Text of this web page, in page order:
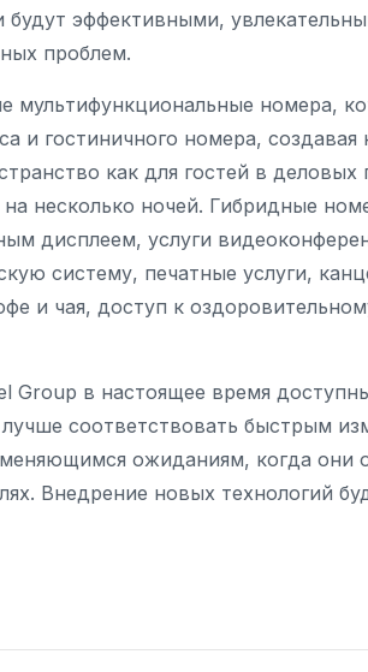
эффективными,
проблем.
мультифункциональные номера,
и гостиничного номера, создавая
как для гостей в деловых
несколько ночей. Гибридные
дисплеем, услуги
систему, печатные услуги,
и чая, доступ к
в настоящее время
соответствовать быстрым
ожиданиям, когда они
Внедрение новых технологий